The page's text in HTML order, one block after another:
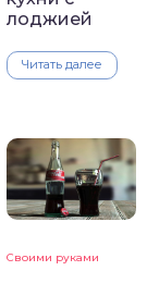
лоджией
Читать далее
Своими руками